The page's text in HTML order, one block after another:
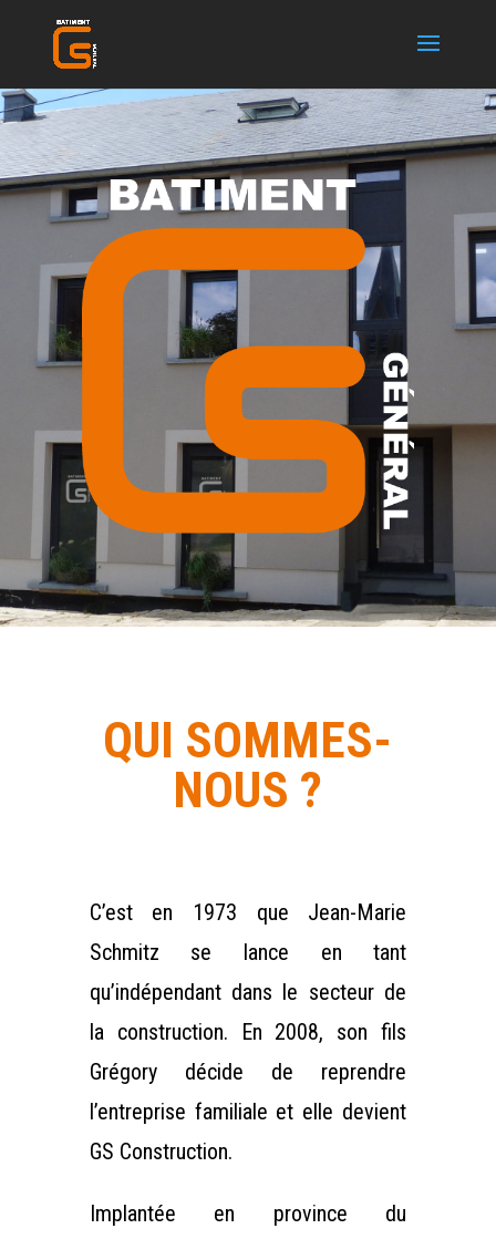
QUI SOMMES-
NOUS ?
C’est en 1973 que Jean-Marie
Schmitz se lance en tant
qu’indépendant dans le secteur de
la construction. En 2008, son fils
Grégory décide de reprendre
l’entreprise familiale et elle devient
GS Construction.
Implantée en province du